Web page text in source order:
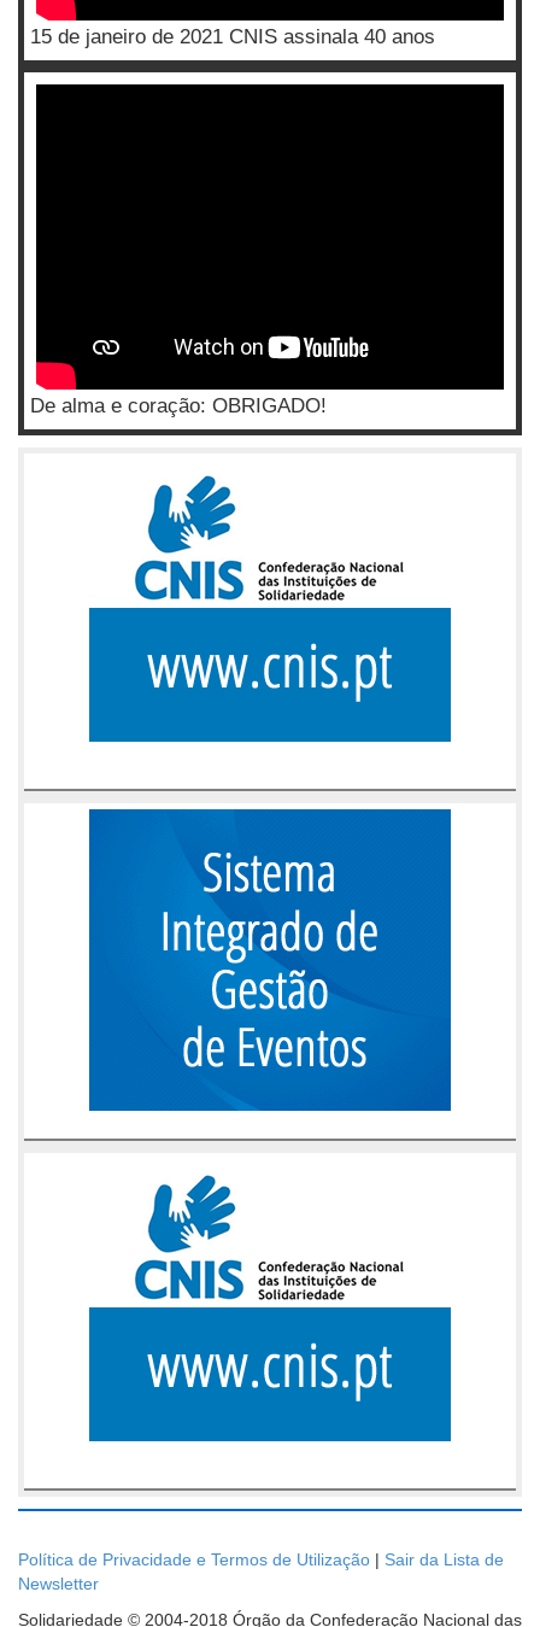
15 de janeiro de 2021 CNIS assinala 40 anos
De alma e coração: OBRIGADO!
Política de Privacidade e Termos de Utilização | Sair da Lista de
Newsletter
Solidariedade © 2004-2018 Órgão da Confederação Nacional das